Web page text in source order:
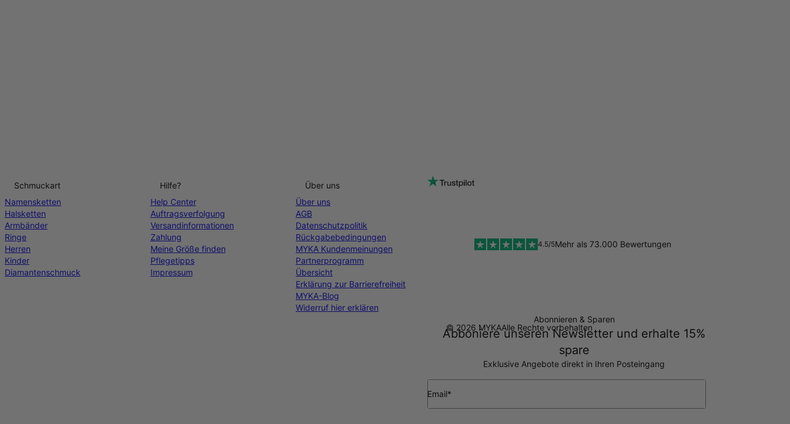
Abonnieren & Sparen
Abboniere unseren Newsletter und erhalte 15%
spare
Exklusive Angebote direkt in Ihren Posteingang
Email*
Schmuckart
Namensketten
Halsketten
Armbänder
Ringe
Herren
Kinder
Diamantenschmuck
Hilfe?
Help Center
Auftragsverfolgung
Versandinformationen
Zahlung
Meine Größe finden
Pflegetipps
Impressum
Über uns
Über uns
AGB
Datenschutzpolitik
Rückgabebedingungen
MYKA Kundenmeinungen
Partnerprogramm
Übersicht
Erklärung zur Barrierefreiheit
MYKA-Blog
Widerruf hier erklären
4.5/5Mehr als 73.000 Bewertungen
© 2026 MYKAAlle Rechte vorbehalten